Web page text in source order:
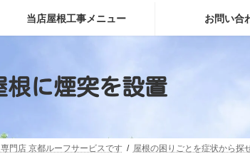
当店屋根工事メニュー お問い合
根に煙突を設置
門店 京都ルーフサービスです 屋根の困りごとを症状から探